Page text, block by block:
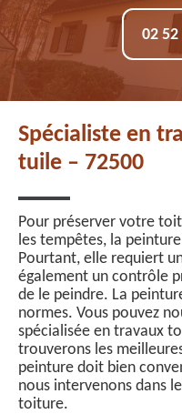
02 52
Spécialiste en
tuile – 72500
Pour préserver votre
les tempêtes, la
Pourtant, elle requiert
également un contrôle
de le peindre. La
normes. Vous pouvez
spécialisée en travaux
trouverons les
peinture doit bien
nous intervenons dans
toiture.